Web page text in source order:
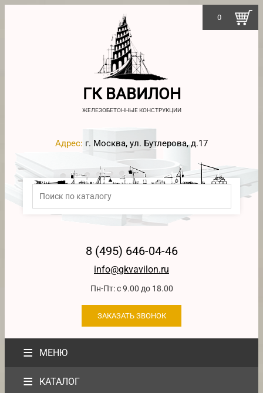
ГК ВАВИЛОН
ЖЕЛЕЗОБЕТОННЫЕ КОНСТРУКЦИИ
Адрес: г. Москва, ул. Бутлерова, д.17
8 (495) 646-04-46
info@gkvavilon.ru
Пн-Пт: с 9.00 до 18.00
ЗАКАЗАТЬ ЗВОНОК
≡ МЕНЮ
0
≡ КАТАЛОГ